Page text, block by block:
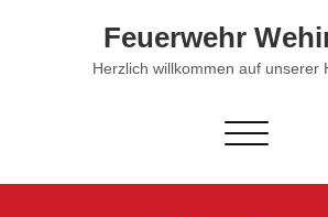
Feuerwehr
Herzlich willkommen auf unserer
Schalte